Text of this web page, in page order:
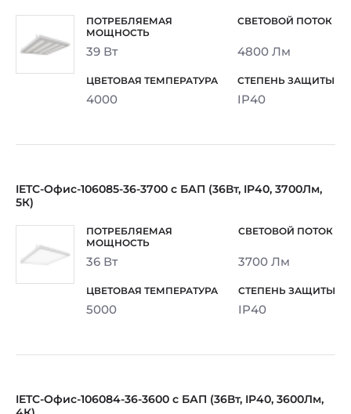
39 Вт 4800 Лм
4000 IP40
IETC-Офис-106085-36-3700 с БАП (36Вт, IP40, 3700Лм,
5К)
36 Вт 3700 Лм
5000 IP40
IETC-Офис-106084-36-3600 с БАП (36Вт, IP40, 3600Лм,